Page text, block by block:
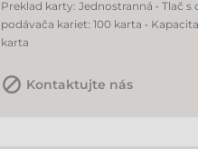
Preklad karty: Jednostranná • Tlač s
podávača kariet: 100 karta •
karta
Kontaktujte nás